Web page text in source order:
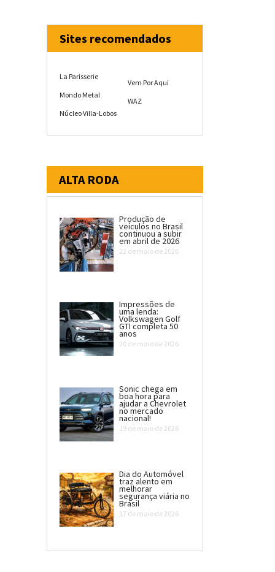
Sites recomendados
La Parisserie
Mondo Metal
Núcleo Villa-Lobos
Vem Por Aqui
WAZ
ALTA RODA
Produção de
veículos no Brasil
continuou a subir
em abril de 2026
22 de maio de 2026
Impressões de
uma lenda:
Volkswagen Golf
GTI completa 50
anos
20 de maio de 2026
Sonic chega em
boa hora para
ajudar a Chevrolet
no mercado
nacional!
19 de maio de 2026
Dia do Automóvel
traz alento em
melhorar
segurança viária no
Brasil
17 de maio de 2026